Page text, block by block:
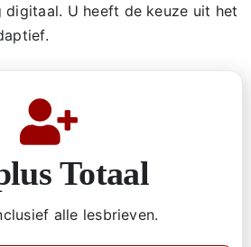
U heeft de keuze uit het
Totaal
alle lesbrieven.